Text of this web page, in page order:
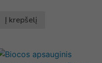
Į krepšelį